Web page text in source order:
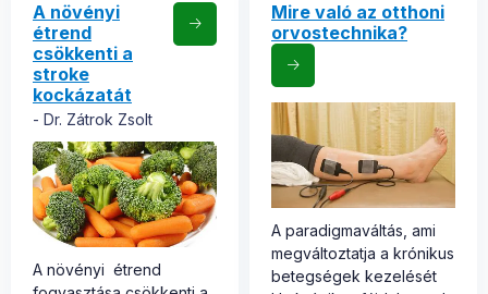
A növényi
étrend
csökkenti a
stroke
kockázatát
Dr. Zátrok Zsolt
A növényi étrend
Mire való az otthoni
orvostechnika?
A paradigmaváltás, ami
megváltoztatja a krónikus
betegségek kezelését